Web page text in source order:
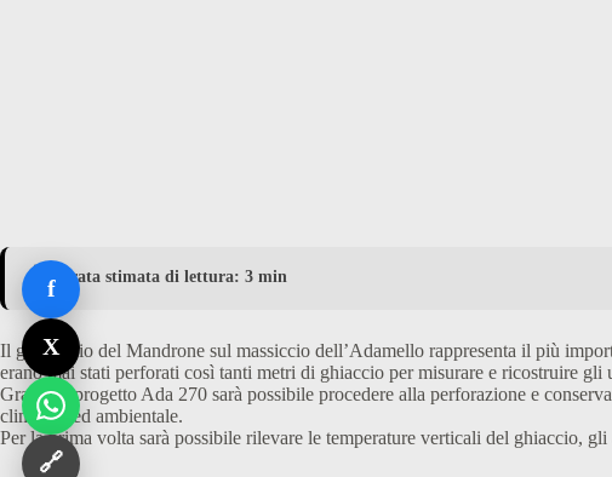
⏱️ Durata stimata di lettura: 3 min
Il ghiacciaio del Mandrone sul massiccio dell’Adamello rappresenta il più
erano mai stati perforati così tanti metri di ghiaccio per misurare e ricostruire gli
Grazie al progetto Ada 270 sarà possibile procedere alla perforazione e
climatica ed ambientale.
Per la prima volta sarà possibile rilevare le temperature verticali del ghiaccio,
f
X
🔗